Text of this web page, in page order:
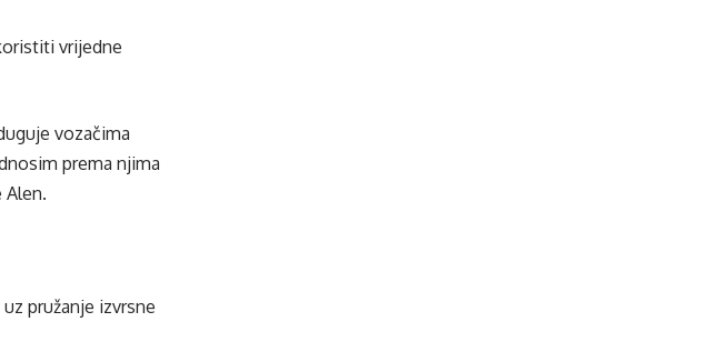
vrijedne
vozačima
prema njima
Alen.
pružanje izvrsne